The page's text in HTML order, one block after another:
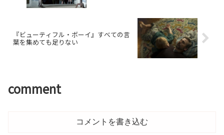
『ビューティフル・ボーイ』すべての言
葉を集めても足りない
comment
コメントを書き込む